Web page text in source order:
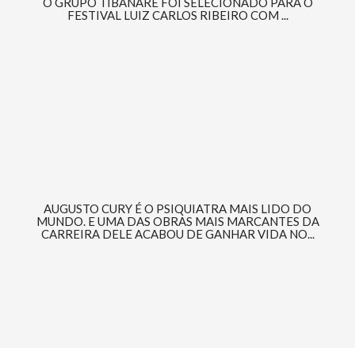
FESTIVAL LUIZ CARLOS RIBEIRO COM ...
AUGUSTO CURY É O PSIQUIATRA MAIS LIDO DO
MUNDO. E UMA DAS OBRAS MAIS MARCANTES DA
CARREIRA DELE ACABOU DE GANHAR VIDA NO...